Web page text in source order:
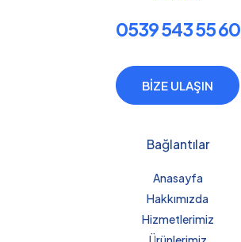
0539 543 55 60
BİZE ULAŞIN
Bağlantılar
Anasayfa
Hakkımızda
Hizmetlerimiz